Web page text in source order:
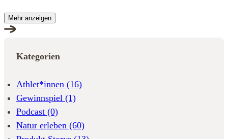
Mehr anzeigen
Kategorien
Athlet*innen (16)
Gewinnspiel (1)
Podcast (0)
Natur erleben (60)